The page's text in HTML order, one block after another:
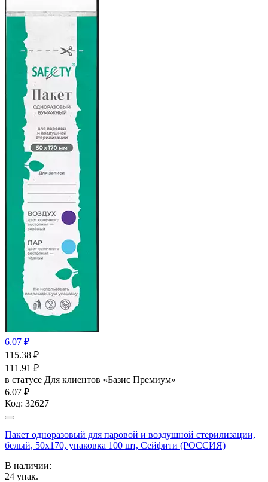
6.07 ₽
115.38 ₽
111.91 ₽
в статусе Для клиентов «Базис Премиум»
6.07 ₽
Код: 32627
Пакет одноразовый для паровой и воздушной стерилизации,
белый, 50x170, упаковка 100 шт, Сейфити (РОССИЯ)
В наличии:
24 упак.